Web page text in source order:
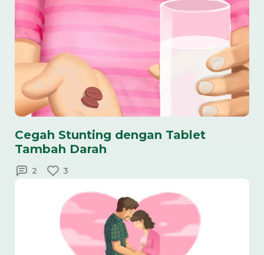
Cegah Stunting dengan Tablet
Tambah Darah
2 3